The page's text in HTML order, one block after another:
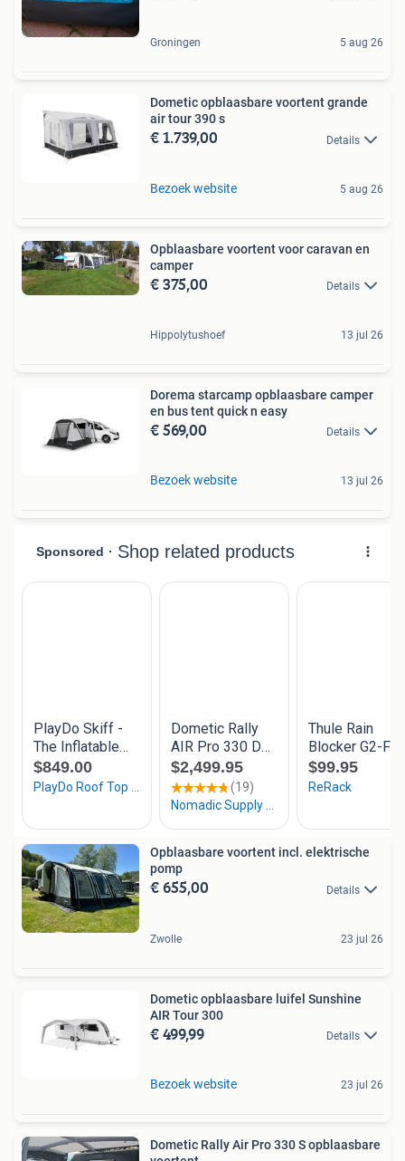
Groningen 5 aug 26
Dometic opblaasbare voortent grande
air tour 390 s
€ 1.739,00 Details
Bezoek website 5 aug 26
Opblaasbare voortent voor caravan en
camper
€ 375,00 Details
Hippolytushoef 13 jul 26
Dorema starcamp opblaasbare camper
en bus tent quick n easy
€ 569,00 Details
Bezoek website 13 jul 26
Opblaasbare voortent incl. elektrische
pomp
€ 655,00 Details
Zwolle 23 jul 26
Dometic opblaasbare luifel Sunshine
AIR Tour 300
€ 499,99 Details
Bezoek website 23 jul 26
Dometic Rally Air Pro 330 S opblaasbare